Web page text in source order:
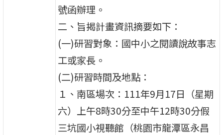
號函辦理。
二、旨揭計畫資訊摘要如下：
(一)研習對象：國中小之閱讀說故事志
工或家長。
(二)研習時間及地點：
１、南區場次：111年9月17日（星期
六）上午8時30分至中午12時30分假
三坑國小視聽館（桃園市龍潭區永昌